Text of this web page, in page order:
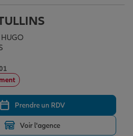
Prendre un RDV
Voir l'agence